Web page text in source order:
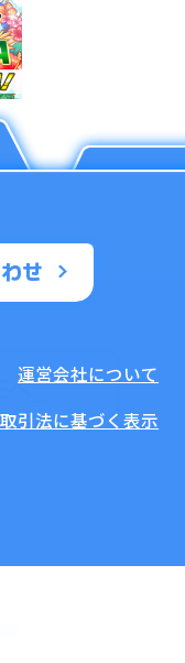
へ_
せ
運営会社について
引法に基づく表示